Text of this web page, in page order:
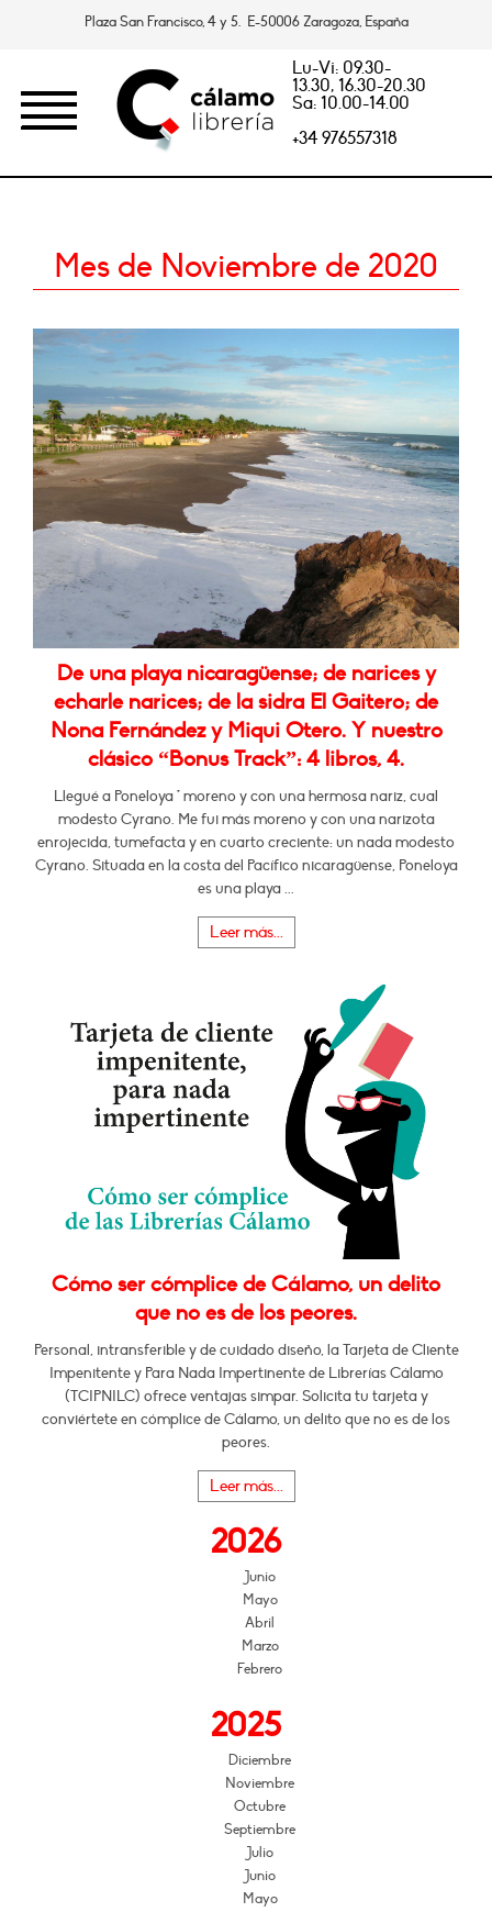
Plaza San Francisco, 4 y 5. E-50006 Zaragoza, España
Lu-Vi: 09.30-
13.30, 16.30-20.30
Sa: 10.00-14.00
+34 976557318
Mes de Noviembre de 2020
De una playa nicaragüense; de narices y
echarle narices; de la sidra El Gaitero; de
Nona Fernández y Miqui Otero. Y nuestro
clásico “Bonus Track”: 4 libros, 4.
Llegué a Poneloya * moreno y con una hermosa nariz, cual
modesto Cyrano. Me fui más moreno y con una narizota
enrojecida, tumefacta y en cuarto creciente: un nada modesto
Cyrano. Situada en la costa del Pacífico nicaragüense, Poneloya
es una playa ...
Leer más...
Cómo ser cómplice de Cálamo, un delito
que no es de los peores.
Personal, intransferible y de cuidado diseño, la Tarjeta de Cliente
Impenitente y Para Nada Impertinente de Librerías Cálamo
(TCIPNILC) ofrece ventajas simpar. Solicita tu tarjeta y
conviértete en cómplice de Cálamo, un delito que no es de los
peores.
Leer más...
2026
Junio
Mayo
Abril
Marzo
Febrero
2025
Diciembre
Noviembre
Octubre
Septiembre
Julio
Junio
Mayo